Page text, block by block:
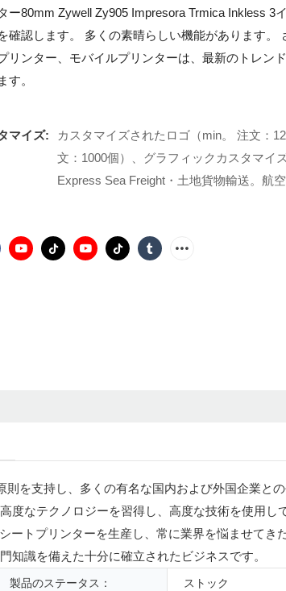
ー80mm Zywell Zy905 Impresora Trmica Inkless 3
確認します。 多くの素晴らしい機能があります
リンター、モバイルプリンターは、最新のトレン
す。
マイズ:
カスタマイズされたロゴ（min。 注文：
文：1000個）、グラフィックカスタマイ
Express Sea Freight・土地貨物輸送。航
を支持し、多くの有名な国内および外国企業と
度なテクノロジーを習得し、高度な技術を使用し
ートプリンターを生産し、常に業界を悩ませてき
識を備えた十分に確立されたビジネスです。
製品のステータス： ストック